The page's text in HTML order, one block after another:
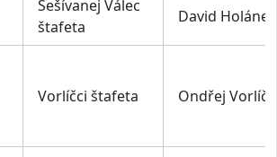
Sešívanej Válec
štafeta
David Holánek
Vorlíčci štafeta Ondřej